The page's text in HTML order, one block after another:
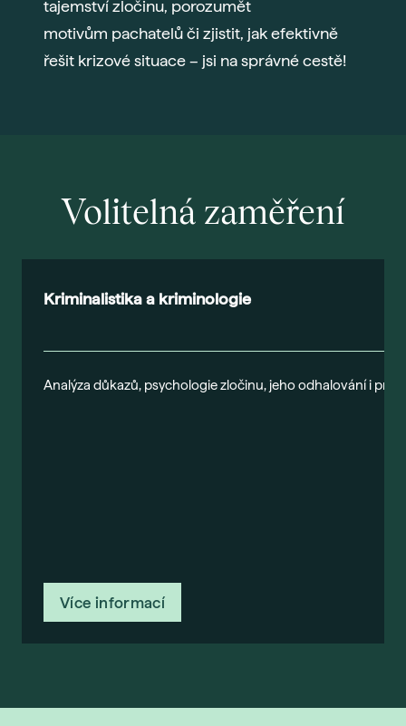
tajemství zločinu, porozumět
motivům pachatelů či zjistit, jak efektivně
řešit krizové situace – jsi na správné cestě!
Volitelná zaměření
Kriminalistika a kriminologie
Analýza důkazů, psychologie zločinu, jeho odhalování i
Více informací